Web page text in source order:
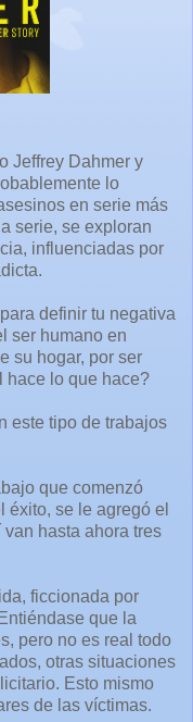
Jeffrey Dahmer y
lo
en serie más
serie, se exploran
influenciadas por
definir tu negativa
ser humano en
su hogar, por ser
hace lo que hace?
este tipo de trabajos
que comenzó
se le agregó el
hasta ahora tres
ficcionada por
que la
pero no es real todo
otras situaciones
Esto mismo
de las víctimas.